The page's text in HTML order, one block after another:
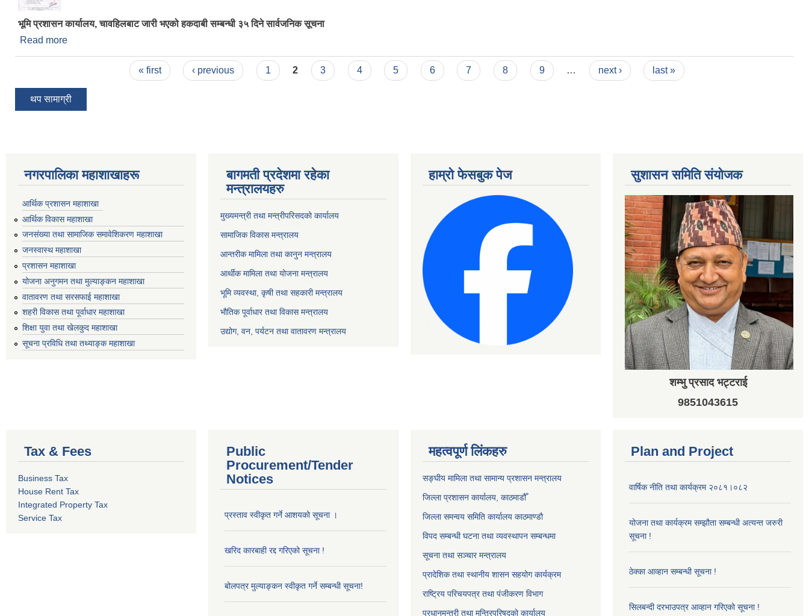
भूमि प्रशासन कार्यालय, चावहिलबाट जारी भएको हकदाबी सम्बन्धी ३५ दिने सार्वजनिक सूचना
Read more
« first ‹ previous 1 2 3 4 5 6 7 8 9 … next › last »
थप सामाग्री
नगरपालिका महाशाखाहरू
आर्थिक प्रशासन महाशाखा
आर्थिक विकास महाशाखा
जनसंख्या तथा सामाजिक समावेशिकरण महाशाखा
जनस्वास्थ महाशाखा
प्रशासन महाशाखा
योजना अनुगमन तथा मुल्याङ्कन महाशाखा
वातावरण तथा सरसफाई महाशाखा
शहरी विकास तथा पूर्वाधार महाशाखा
शिक्षा युवा तथा खेलकुद महाशाखा
सूचना प्रविधि तथा तथ्याङ्क महाशाखा
बागमती प्रदेशमा रहेका
मन्त्रालयहरु
मुख्यमन्त्री तथा मन्त्रीपरिसदको कार्यालय
सामाजिक विकास मन्त्रालय
आन्तरीक मामिला तथा कानुन मन्त्रालय
आर्थीक मामिला तथा योजना मन्त्रालय
भूमि व्यवस्था, कृषी तथा सहकारी मन्त्रालय
भौतिक पूर्वाधार तथा विकास मन्त्रालय
उद्योग, वन, पर्यटन तथा वातावरण मन्त्रालय
हाम्रो फेसबुक पेज सुशासन समिति संयोजक
शम्भु प्रसाद भट्टराई
9851043615
Tax & Fees
Business Tax
House Rent Tax
Integrated Property Tax
Service Tax
Public
Procurement/Tender
Notices
प्रस्ताव स्वीकृत गर्ने आशयको सूचना ।
खरिद कारबाही रद्द गरिएको सूचना !
बोलपत्र मुल्याङ्कन स्वीकृत गर्ने सम्बन्धी सूचना!
महत्वपूर्ण लिंकहरु
सङ्‍घीय मामिला तथा सामान्य प्रशासन मन्त्रालय
जिल्ला प्रशासन कार्यालय, काठमाडौँ
जिल्ला समन्वय समिति कार्यालय काठमाण्ड‌ौ
विपद सम्बन्धी घटना तथा व्यवस्थापन सम्बन्धमा
सूचना तथा सञ्चार मन्त्रालय
प्रादेशिक तथा स्थानीय शासन सहयोग कार्यक्रम
राष्ट्रिय परिचयपत्र तथा पंजीकरण विभाग
प्रधानमन्त्री तथा मन्त्रिपरिषद्को कार्यालय
Plan and Project
वार्षिक नीति तथा कार्यक्रम २०८१।०८२
योजना तथा कार्यक्रम सम्झौता सम्बन्धी अत्यन्त जरुरी
सूचना !
ठेक्का आव्हान सम्बन्धी सूचना !
सिलबन्दी दरभाउपत्र आव्हान गरिएको सूचना !